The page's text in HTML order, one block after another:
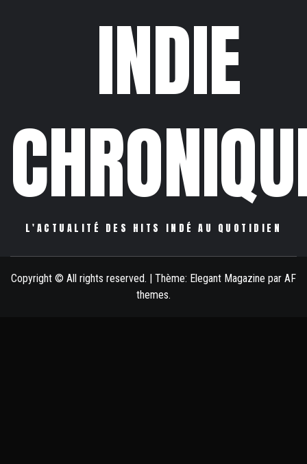
INDIE
L'ACTUALITÉ DES HITS INDÉ AU QUOTIDIEN
Copyright © All rights reserved. | Thème: Elegant Magazine par AF
themes.